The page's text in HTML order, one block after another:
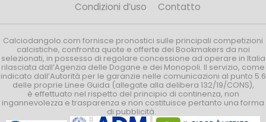
Condizioni d’uso
Contatto
Calciodangolo.com fornisce pronostici sulle principali competizioni
calcistiche, confronta quote e offerte dei Bookmakers da noi
selezionati, in possesso di regolare concessione ad operare in Italia
rilasciata dall’Agenzia delle Dogane e dei Monopoli. Il servizio, come
indicato dall’Autorità per le garanzie nelle comunicazioni al punto 5.6
delle proprie Linee Guida (allegate alla delibera 132/19/CONS),
è effettuato nel rispetto del principio di continenza, non
ingannevolezza e trasparenza e non costituisce pertanto una forma
di pubblicità.